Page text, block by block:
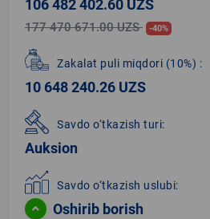
106 482 402.60 UZS
177 470 671.00 UZS -40%
Zakalat puli miqdori (10%) :
10 648 240.26 UZS
Savdo o‘tkazish turi:
Auksion
Savdo o‘tkazish uslubi:
Oshirib borish